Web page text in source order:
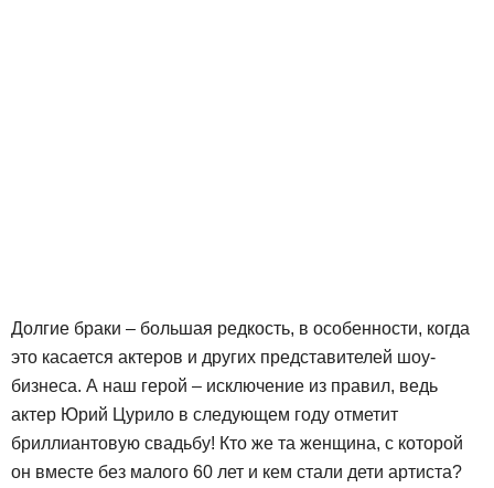
Долгие браки – большая редкость, в особенности, когда
это касается актеров и других представителей шоу-
бизнеса. А наш герой – исключение из правил, ведь
актер Юрий Цурило в следующем году отметит
бриллиантовую свадьбу! Кто же та женщина, с которой
он вместе без малого 60 лет и кем стали дети артиста?